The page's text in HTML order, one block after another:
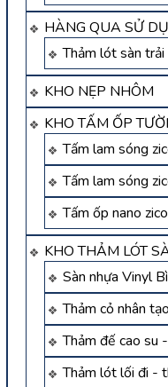
HÀNG QUA SỬ
Thảm lót sàn
KHO NẸP NHÔM
KHO TẤM ỐP
Tấm lam sóng
Tấm lam sóng
Tấm ốp nano
KHO THẢM LÓT
Sàn nhựa Vinyl
Thảm cỏ nhân
Thảm đế cao su
Thảm lót lối đi -